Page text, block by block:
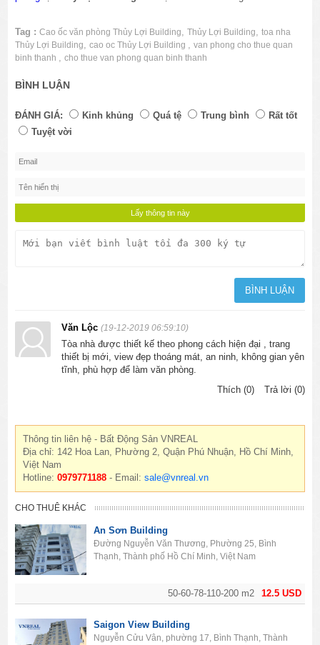
Tag : Cao ốc văn phòng Thủy Lợi Building,Thủy Lợi Building,toa nha
Thủy Lợi Building,cao oc Thủy Lợi Building ,van phong cho thue quan
binh thanh ,cho thue van phong quan binh thanh
BÌNH LUẬN
ĐÁNH GIÁ: Kinh khủng Quá tệ Trung bình
Rất tốt
Tuyệt vời
Văn Lộc(19-12-2019 06:59:10)
Tòa nhà được thiết kế theo phong cách hiện đại , trang
thiết bị mới, view đẹp thoáng mát, an ninh, không gian yên
tĩnh, phù hợp để làm văn phòng.
Thích (0)
Trả lời (0)
Thông tin liên hệ - Bất Động Sản VNREAL
Địa chỉ: 142 Hoa Lan, Phường 2, Quận Phú Nhuận, Hồ Chí Minh,
Việt Nam
Hotline:0979771188 - Email:sale@vnreal.vn
CHO THUÊ KHÁC
12.5 USD
50-60-78-110-200 m2
An Sơn Building
Đường Nguyễn Văn Thương, Phường 25, Bình
Thạnh, Thành phố Hồ Chí Minh, Việt Nam
Saigon View Building
Nguyễn Cửu Vân, phường 17, Bình Thạnh, Thành